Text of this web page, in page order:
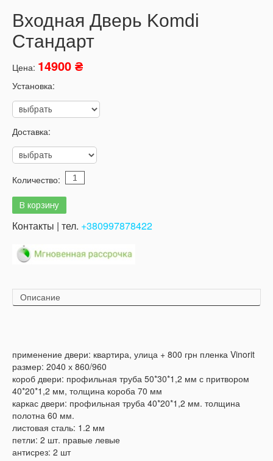
Входная Дверь Komdi
Стандарт
Цена: 14900 ₴
Установка:
Доставка:
Количество:
Контакты | тел. +380997878422
Описание
применение двери: квартира, улица + 800 грн пленка Vinorit
размер: 2040 х 860/960
короб двери: профильная труба 50*30*1,2 мм с притвором
40*20*1,2 мм, толщина короба 70 мм
каркас двери: профильная труба 40*20*1,2 мм. толщина
полотна 60 мм.
листовая сталь: 1.2 мм
петли: 2 шт. правые левые
антисрез: 2 шт